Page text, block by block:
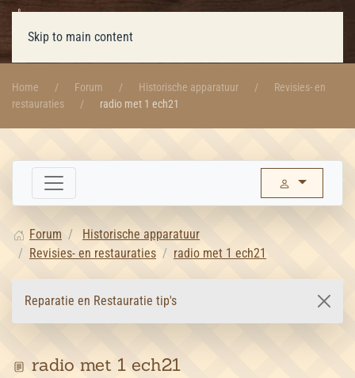
Skip to main content
Home Forum Historische apparatuur
Revisies- en
restauraties
radio met 1 ech21
Forum
Historische apparatuur
Revisies- en restauraties
radio met 1 ech21
Reparatie en Restauratie tip's
radio met 1 ech21